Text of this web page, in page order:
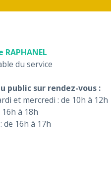
RAPHANEL
du service
public sur rendez-vous :
et mercredi : de 10h à 12h
à 18h
de 16h à 17h